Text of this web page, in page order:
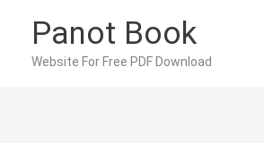
content
Panot Book
Website For Free PDF Download